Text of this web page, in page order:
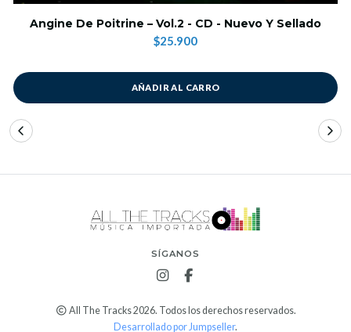
Angine De Poitrine – Vol.2 - CD - Nuevo Y Sellado
$25.900
AÑADIR AL CARRO
SÍGANOS
All The Tracks 2026. Todos los derechos reservados.
Desarrollado por Jumpseller.